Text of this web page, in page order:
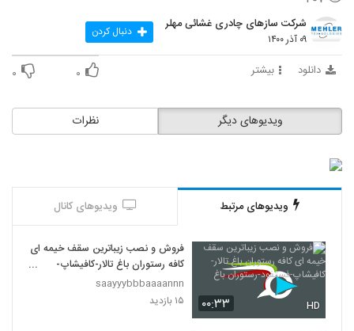
شرکت سازهای چادری غشائی مهلر
۰۹ آذر ۱۴۰۰ دنبال کردن
دانلود بیشتر ۰ ۰
نظرات ویدیوهای دیگر
ویدیوهای مرتبط ویدیوهای کانال
۰۰:۳۳ HD
فروش و نصب زیباترین سقف خیمه ای
کافه رستوران باغ تالار-کافیشاپ-
فستفود-رستوران باغ
saayyybbbaaaannn
۱۵ بازدید